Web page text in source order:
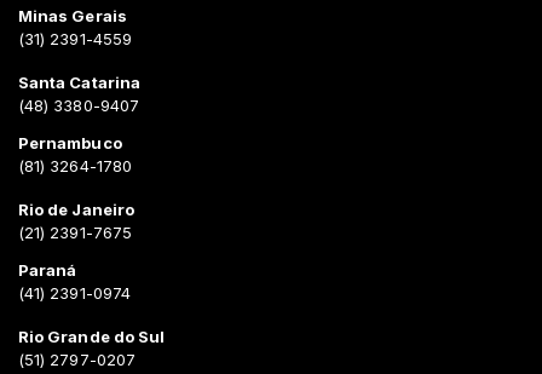
Minas Gerais
(31) 2391-4559
Santa Catarina
(48) 3380-9407
Pernambuco
(81) 3264-1780
Rio de Janeiro
(21) 2391-7675
Paraná
(41) 2391-0974
Rio Grande do Sul
(51) 2797-0207